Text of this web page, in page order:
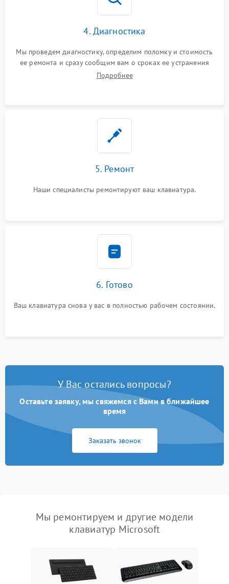
4. Диагностика
Мы проведем диагностику, определим поломку и стоимость
ее ремонта и сразу сообщим вам о сроках ее устранения
Подробнее
5. Ремонт
Наши специалисты ремонтируют ваш клавиатура.
6. Готово
Ваш клавиатура снова у вас в полностью рабочем состоянии.
У Вас остались вопросы?
Оставьте заявку, мы свяжемся с Вами в ближайшее
время
Заказать звонок
Мы ремонтируем и другие модели
клавиатур Microsoft